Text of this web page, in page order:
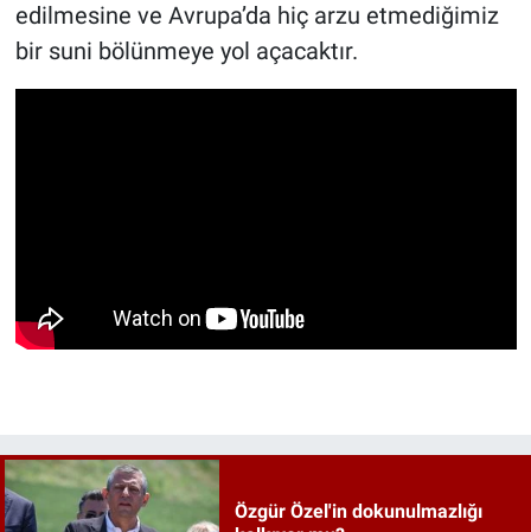
edilmesine ve Avrupa’da hiç arzu etmediğimiz
bir suni bölünmeye yol açacaktır.
Özgür Özel'in dokunulmazlığı